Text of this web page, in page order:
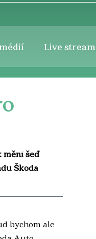
Live stream
mění šeď
Škoda
bychom ale